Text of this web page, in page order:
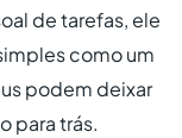
de tarefas, ele
como um
podem deixar
para trás.